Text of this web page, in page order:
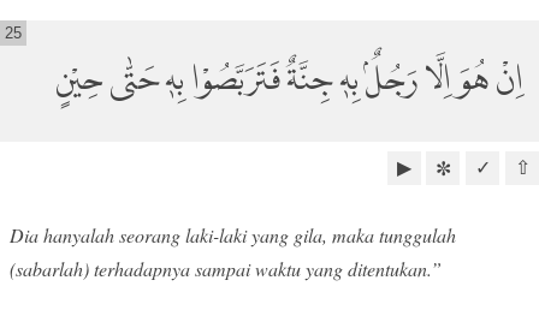
اِنْ هُوَ اِلَّا رَجُلٌۢ بِهٖ جِنَّةٌ فَتَرَبَّصُوْا بِهٖ حَتّٰى حِيْنٍ
25
⇧
✓
✼
▶
Dia hanyalah seorang laki-laki yang gila, maka tunggulah
(sabarlah) terhadapnya sampai waktu yang ditentukan.”